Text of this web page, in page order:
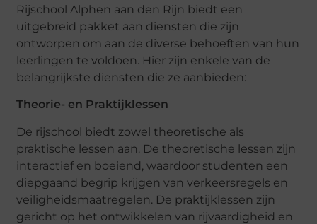
Rijschool Alphen aan den Rijn biedt een
uitgebreid pakket aan diensten die zijn
ontworpen om aan de diverse behoeften van hun
leerlingen te voldoen. Hier zijn enkele van de
belangrijkste diensten die ze aanbieden:
Theorie- en Praktijklessen
De rijschool biedt zowel theoretische als
praktische lessen aan. De theoretische lessen zijn
interactief en boeiend, waardoor studenten een
diepgaand begrip krijgen van verkeersregels en
veiligheidsmaatregelen. De praktijklessen zijn
gericht op het ontwikkelen van rijvaardigheid en